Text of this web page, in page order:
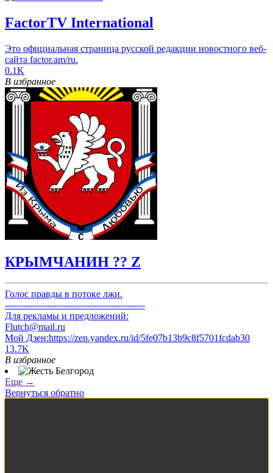
FactorTV International
Это официальная страница русской редакции новостного веб-
сайта factor.am/ru.
0.1K
В избранное
КРЫМЧАНИН ?? Z
Голос правды в потоке лжи.
----------------------------------------------
Для рекламы и предложений:
Flutch@mail.ru
Мой Дзен:https://zen.yandex.ru/id/5fe07b13b9c8f5701fcdab30
13.7K
В избранное
Еще →
Вернуться обратно